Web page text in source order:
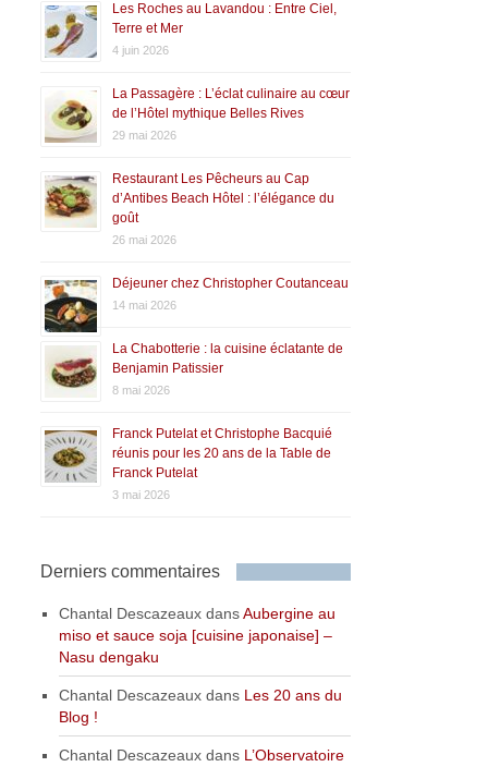
Les Roches au Lavandou : Entre Ciel,
Terre et Mer
4 juin 2026
La Passagère : L’éclat culinaire au cœur
de l’Hôtel mythique Belles Rives
29 mai 2026
Restaurant Les Pêcheurs au Cap
d’Antibes Beach Hôtel : l’élégance du
goût
26 mai 2026
Déjeuner chez Christopher Coutanceau
14 mai 2026
La Chabotterie : la cuisine éclatante de
Benjamin Patissier
8 mai 2026
Franck Putelat et Christophe Bacquié
réunis pour les 20 ans de la Table de
Franck Putelat
3 mai 2026
Derniers commentaires
Chantal Descazeaux dansAubergine au
miso et sauce soja [cuisine japonaise] –
Nasu dengaku
Chantal Descazeaux dans Les 20 ans du
Blog !
Chantal Descazeaux dans L’Observatoire